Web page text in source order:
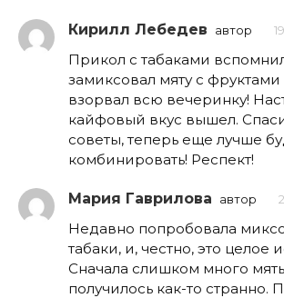
Кирилл Лебедев автор
Прикол с табаками
замиксовал мяту с фруктами
взорвал всю вечеринку!
кайфовый вкус вышел.
советы, теперь еще лучше
комбинировать! Респект!
Мария Гаврилова автор
Недавно попробовала
табаки, и, честно, это целое
Сначала слишком много
получилось как-то странно.